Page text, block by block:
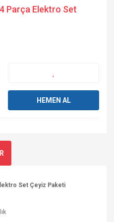
Parça Elektro Set
HEMEN AL
Set Çeyiz Paketi